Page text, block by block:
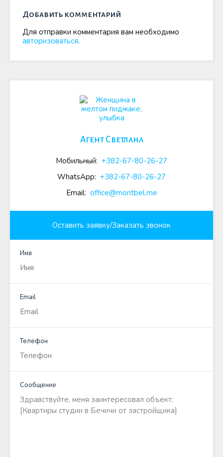
Добавить комментарий
Для отправки комментария вам необходимо
авторизоваться.
Агент Светлана
Мобильный: +382-67-80-26-27
WhatsApp: +382-67-80-26-27
Email: office@montbel.me
Оставить заявку/Заказать звонок
Имя
Email
Телефон
Сообщение